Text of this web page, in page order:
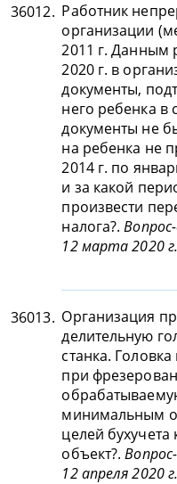
36012. Работник
организации
2011 г. Данным
2020 г. в
документы,
него ребенка в
документы не
на ребенка не
2014 г. по
и за какой
произвести
налога?.
12 марта 2020 г.
36013. Организация
делительную
станка.
при
минимальным
целей бухучета
объект?.
12 апреля 2020 г.